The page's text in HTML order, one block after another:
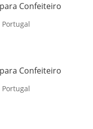
Confeiteiro
Confeiteiro